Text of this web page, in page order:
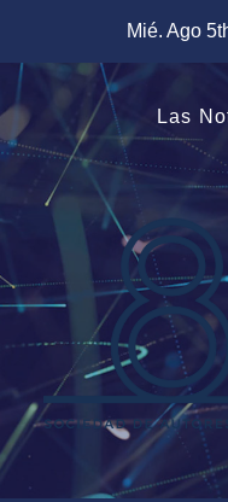
contenido
Mié. Ago
Las